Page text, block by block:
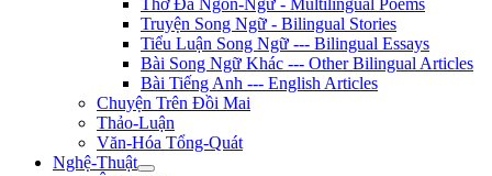
Thơ Đa Ngôn-Ngữ - Multilingual Poems
Truyện Song Ngữ - Bilingual Stories
Tiểu Luận Song Ngữ --- Bilingual Essays
Bài Song Ngữ Khác --- Other Bilingual Articles
Bài Tiếng Anh --- English Articles
Chuyện Trên Đồi Mai
Thảo-Luận
Văn-Hóa Tổng-Quát
Nghệ-Thuật